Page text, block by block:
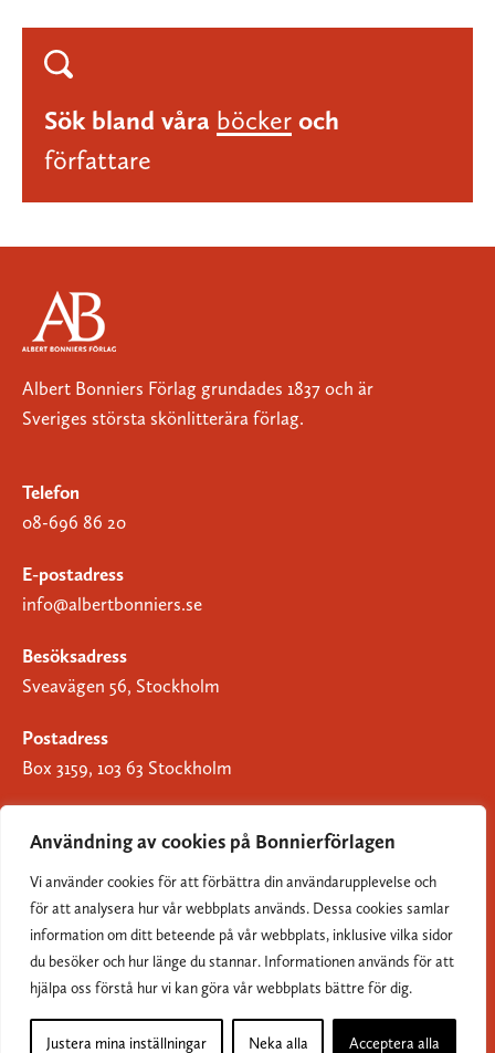
Användning av cookies på Bonnierförlagen
Vi använder cookies för att förbättra din användarupplevelse och
för att analysera hur vår webbplats används. Dessa cookies samlar
information om ditt beteende på vår webbplats, inklusive vilka sidor
du besöker och hur länge du stannar. Informationen används för att
hjälpa oss förstå hur vi kan göra vår webbplats bättre för dig.
Justera mina inställningar Neka alla Acceptera alla
Sök bland våra böcker och
författare
Albert Bonniers Förlag grundades 1837 och är
Sveriges största skönlitterära förlag.
Telefon
08-696 86 20
E-postadress
info@albertbonniers.se
Besöksadress
Sveavägen 56, Stockholm
Postadress
Box 3159, 103 63 Stockholm
Om Bonnierförlagen
Cookies
Integritetspolicy